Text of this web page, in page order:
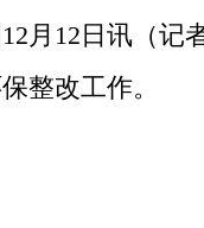
12日讯（记者
整改工作。